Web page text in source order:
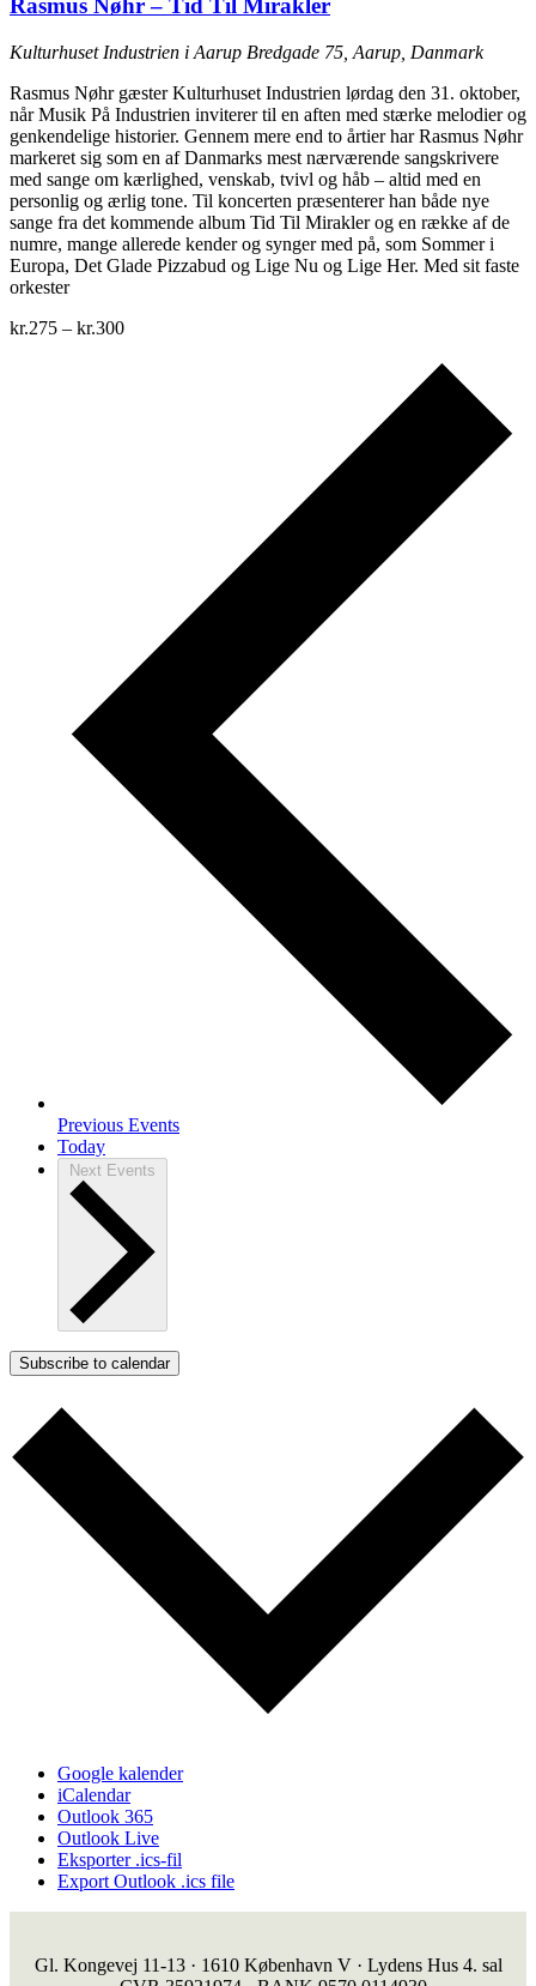
Rasmus Nøhr – Tid Til Mirakler
Kulturhuset Industrien i Aarup Bredgade 75, Aarup, Danmark
Rasmus Nøhr gæster Kulturhuset Industrien lørdag den 31. oktober,
når Musik På Industrien inviterer til en aften med stærke melodier og
genkendelige historier. Gennem mere end to årtier har Rasmus Nøhr
markeret sig som en af Danmarks mest nærværende sangskrivere
med sange om kærlighed, venskab, tvivl og håb – altid med en
personlig og ærlig tone. Til koncerten præsenterer han både nye
sange fra det kommende album Tid Til Mirakler og en række af de
numre, mange allerede kender og synger med på, som Sommer i
Europa, Det Glade Pizzabud og Lige Nu og Lige Her. Med sit faste
orkester
kr.275 – kr.300
Previous Events
Today
Next Events
Subscribe to calendar
Google kalender
iCalendar
Outlook 365
Outlook Live
Eksporter .ics-fil
Export Outlook .ics file
Gl. Kongevej 11-13 · 1610 København V · Lydens Hus 4. sal